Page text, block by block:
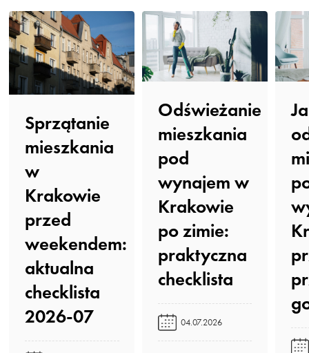
Sprzątanie
mieszkania
w
Krakowie
przed
weekendem:
aktualna
checklista
2026-07️
Odświeżanie
mieszkania
pod
wynajem w
Krakowie
po zimie:
praktyczna
checklista️
04.07.2026